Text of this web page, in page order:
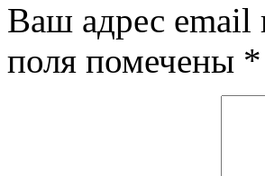
Ваш адрес email
поля помечены *